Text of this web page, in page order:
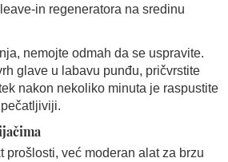
in regeneratora na sredinu
nemojte odmah da se uspravite.
glave u labavu punđu, pričvrstite
nakon nekoliko minuta je raspustite
prošlosti, već moderan alat za brzu